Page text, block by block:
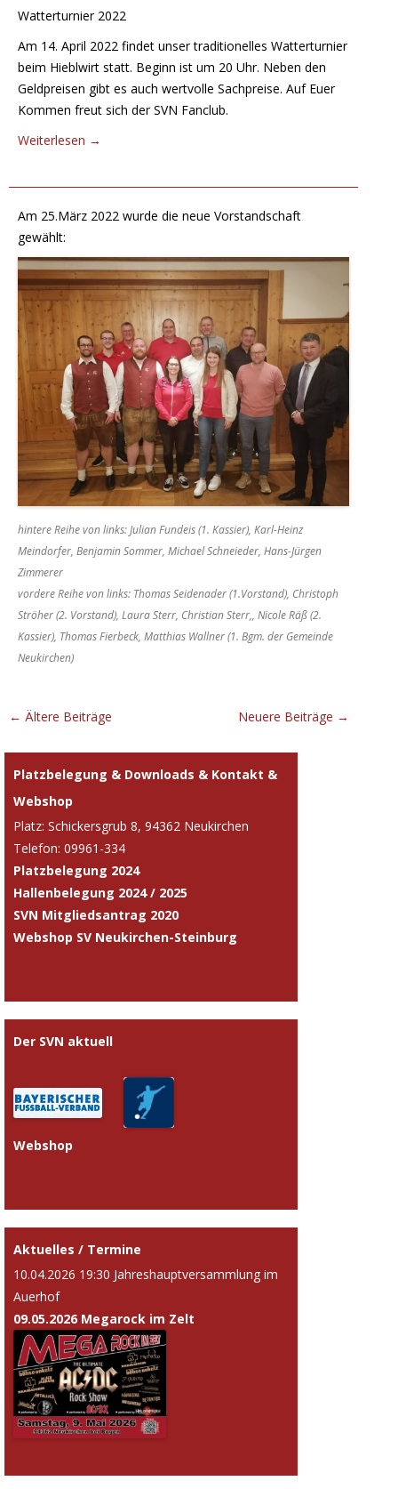
Watterturnier 2022
Am 14. April 2022 findet unser traditionelles Watterturnier
beim Hieblwirt statt. Beginn ist um 20 Uhr. Neben den
Geldpreisen gibt es auch wertvolle Sachpreise. Auf Euer
Kommen freut sich der SVN Fanclub.
Weiterlesen →
Am 25.März 2022 wurde die neue Vorstandschaft
gewählt:
hintere Reihe von links: Julian Fundeis (1. Kassier), Karl-Heinz
Meindorfer, Benjamin Sommer, Michael Schneieder, Hans-Jürgen
Zimmerer
vordere Reihe von links: Thomas Seidenader (1.Vorstand), Christoph
Ströher (2. Vorstand), Laura Sterr, Christian Sterr,, Nicole Räß (2.
Kassier), Thomas Fierbeck, Matthias Wallner (1. Bgm. der Gemeinde
Neukirchen)
Beitrags-
← Ältere Beiträge Neuere Beiträge →
Platzbelegung & Downloads & Kontakt &
Webshop
Platz: Schickersgrub 8, 94362 Neukirchen
Telefon: 09961-334
Platzbelegung 2024
Hallenbelegung 2024 / 2025
SVN Mitgliedsantrag 2020
Webshop SV Neukirchen-Steinburg
Der SVN aktuell
Webshop
Aktuelles / Termine
10.04.2026 19:30 Jahreshauptversammlung im
Auerhof
09.05.2026 Megarock im Zelt